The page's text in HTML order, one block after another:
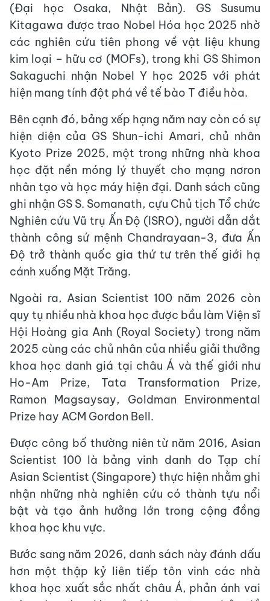
(Đại học Osaka, Nhật Bản). GS Susumu
Kitagawa được trao Nobel Hóa học 2025 nhờ
các nghiên cứu tiên phong về vật liệu khung
kim loại – hữu cơ (MOFs), trong khi GS Shimon
Sakaguchi nhận Nobel Y học 2025 với phát
hiện mang tính đột phá về tế bào T điều hòa.
Bên cạnh đó, bảng xếp hạng năm nay còn có sự
hiện diện của GS Shun-ichi Amari, chủ nhân
Kyoto Prize 2025, một trong những nhà khoa
học đặt nền móng lý thuyết cho mạng nơron
nhân tạo và học máy hiện đại. Danh sách cũng
ghi nhận GS S. Somanath, cựu Chủ tịch Tổ chức
Nghiên cứu Vũ trụ Ấn Độ (ISRO), người dẫn dắt
thành công sứ mệnh Chandrayaan-3, đưa Ấn
Độ trở thành quốc gia thứ tư trên thế giới hạ
cánh xuống Mặt Trăng.
Ngoài ra, Asian Scientist 100 năm 2026 còn
quy tụ nhiều nhà khoa học được bầu làm Viện sĩ
Hội Hoàng gia Anh (Royal Society) trong năm
2025 cùng các chủ nhân của nhiều giải thưởng
khoa học danh giá tại châu Á và thế giới như
Ho-Am Prize, Tata Transformation Prize,
Ramon Magsaysay, Goldman Environmental
Prize hay ACM Gordon Bell.
Được công bố thường niên từ năm 2016, Asian
Scientist 100 là bảng vinh danh do Tạp chí
Asian Scientist (Singapore) thực hiện nhằm ghi
nhận những nhà nghiên cứu có thành tựu nổi
bật và tạo ảnh hưởng lớn trong cộng đồng
khoa học khu vực.
Bước sang năm 2026, danh sách này đánh dấu
hơn một thập kỷ liên tiếp tôn vinh các nhà
khoa học xuất sắc nhất châu Á, phản ánh vai